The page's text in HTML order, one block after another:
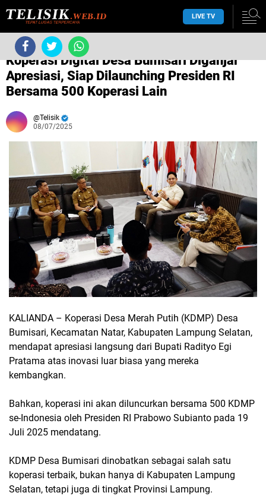
LIVE TV
›Tanpa label ›
Koperasi Digital Desa Bumisari Diganjar
Apresiasi, Siap Dilaunching Presiden RI
Bersama 500 Koperasi Lain
Telisik
08/07/2025
KALIANDA – Koperasi Desa Merah Putih (KDMP) Desa
Bumisari, Kecamatan Natar, Kabupaten Lampung Selatan,
mendapat apresiasi langsung dari Bupati Radityo Egi
Pratama atas inovasi luar biasa yang mereka
kembangkan.
Bahkan, koperasi ini akan diluncurkan bersama 500 KDMP
se-Indonesia oleh Presiden RI Prabowo Subianto pada 19
Juli 2025 mendatang.
KDMP Desa Bumisari dinobatkan sebagai salah satu
koperasi terbaik, bukan hanya di Kabupaten Lampung
Selatan, tetapi juga di tingkat Provinsi Lampung.